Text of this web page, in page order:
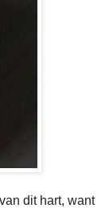
dit hart, want